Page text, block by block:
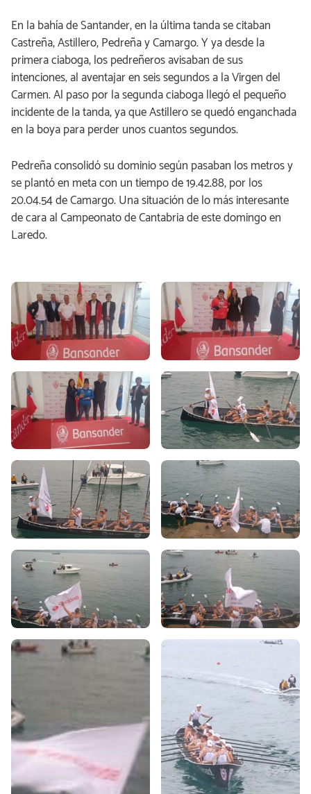
En la bahía de Santander, en la última tanda se citaban
Castreña, Astillero, Pedreña y Camargo. Y ya desde la
primera ciaboga, los pedreñeros avisaban de sus
intenciones, al aventajar en seis segundos a la Virgen del
Carmen. Al paso por la segunda ciaboga llegó el pequeño
incidente de la tanda, ya que Astillero se quedó enganchada
en la boya para perder unos cuantos segundos.
Pedreña consolidó su dominio según pasaban los metros y
se plantó en meta con un tiempo de 19.42.88, por los
20.04.54 de Camargo. Una situación de lo más interesante
de cara al Campeonato de Cantabria de este domingo en
Laredo.